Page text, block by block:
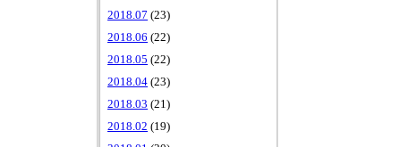
2018.07 (23)
2018.06 (22)
2018.05 (22)
2018.04 (23)
2018.03 (21)
2018.02 (19)